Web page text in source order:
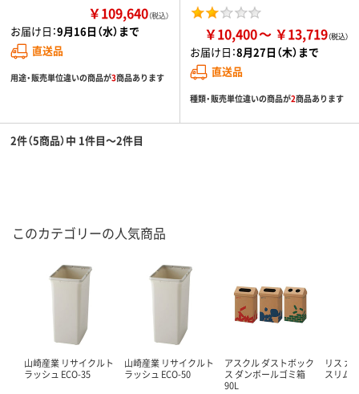
￥109,640（税込）
お届け日：9月16日（水）まで
直送品
用途・販売単位違いの商品が3商品あります
￥10,400 ￥13,719
お届け日：8月27日（木）まで
直送品
種類・販売単位違いの商品が2商品あります
2件（5商品）中 1件目～2件目
このカテゴリーの人気商品
山崎産業 リサイクルト
ラッシュ ECO-35
山崎産業 リサイクルト
ラッシュ ECO-50
アスクル ダストボック
ス ダンボールゴミ箱
90L
リス カ
スリム